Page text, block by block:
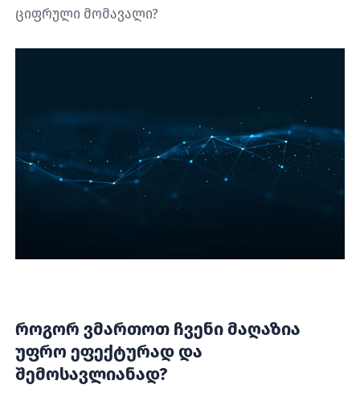
ციფრული მომავალი?
როგორ ვმართოთ ჩვენი მაღაზია
უფრო ეფექტურად და
შემოსავლიანად?